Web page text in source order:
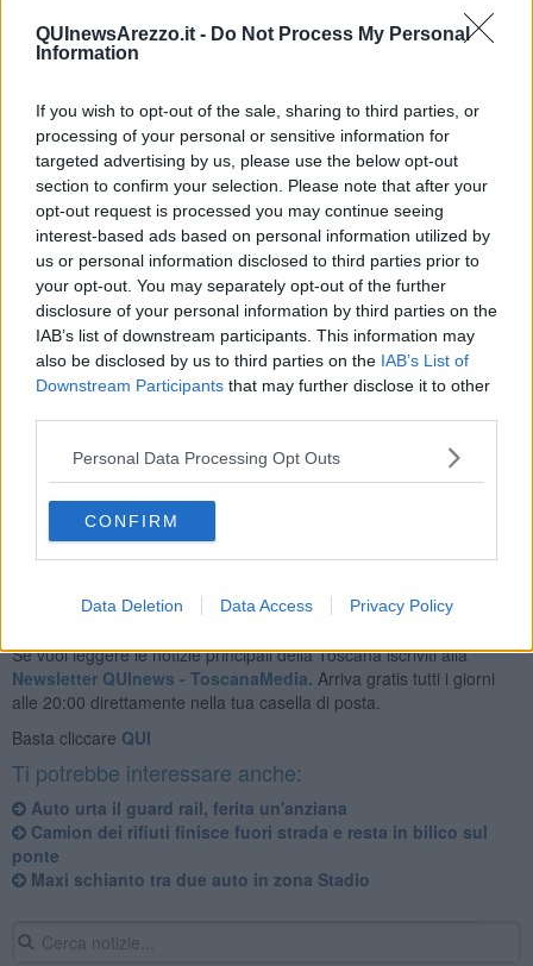
QUInewsArezzo.it - Do Not Process My Personal
Information
If you wish to opt-out of the sale, sharing to third parties, or
processing of your personal or sensitive information for
targeted advertising by us, please use the below opt-out
section to confirm your selection. Please note that after your
opt-out request is processed you may continue seeing
interest-based ads based on personal information utilized by
us or personal information disclosed to third parties prior to
your opt-out. You may separately opt-out of the further
disclosure of your personal information by third parties on the
IAB’s list of downstream participants. This information may
also be disclosed by us to third parties on the IAB’s List of
Downstream Participants that may further disclose it to other
Personal Data Processing Opt Outs
CONFIRM
Data Deletion Data Access Privacy Policy
L'incidente intorno alle 6,30 di questa mattina in zona San
Marco. Una 78enne trasferita al policlinico di Siena con
Pegaso
AREZZO —Incidente, questa mattina pochi minuti prima delle
6,30, inzona San Marco, lungo la Ss 73. Coinvolta un'auto che si
è cappottata.
Nello schianto è rimastaferita una 78enne, residente ad Arezzo.
Sul posto sono intervenuti i Vigili del Fuoco, la Polizia Stradale e
l'automedica con i sanitari del 118.
La donna è stata centralizzata l'ospedale di Siena
Le Scotte in
con l'elisoccorso Pegaso. Resta da chiarire l'esatta
dinamica dell'accaduto.
Se vuoi leggere le notizie principali della Toscana iscriviti alla
Newsletter QUInews - ToscanaMedia. Arriva gratis tutti i giorni
alle 20:00 direttamente nella tua casella di posta.
Basta cliccare QUI
Ti potrebbe interessare anche:
Auto urta il guard rail, ferita un'anziana
Camion dei rifiuti finisce fuori strada e resta in bilico sul
ponte
Maxi schianto tra due auto in zona Stadio